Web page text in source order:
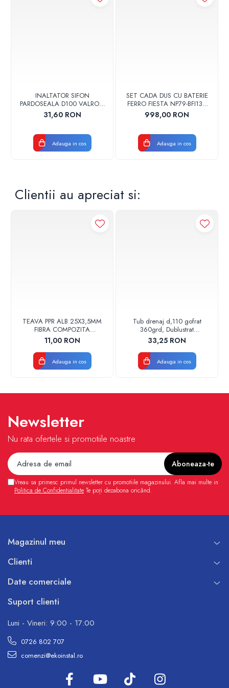
INALTATOR SIFON
PARDOSEALA D100 VALROM
17001900004
31,60 RON
Adauga in cos
SET CADA DUS CU BATERIE
FERRO FIESTA NP79-BFI13U
CROM
998,00 RON
Adauga in cos
Clientii au apreciat si:
TEAVA PPR ALB 25X3,5MM
FIBRA COMPOZITA
10033025004
VALDUOTHERM VALROM
11,00 RON
Adauga in cos
Tub drenaj d,110 gofrat
360grd, Dublustrat
verde/negru 110152 Drainkit
33,25 RON
Adauga in cos
Newsletter
Nu rata ofertele si promotiile noastre
Vreau sa primesc primul newsletter cu promotiile magazinului. Afla mai multe in
Politica de Confidentialitate Te poți dezabona oricând.
Magazinul meu
Clienti
Date comerciale
Suport clienti
Luni - Vineri: 9:00 - 17:00
0726 802 707
comenzi@ekoinstal.ro